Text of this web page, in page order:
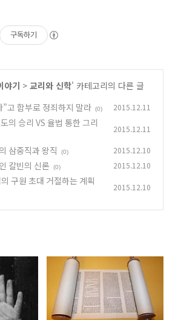
구독하기
야기 > 교리와 신학' 카테고리의 다른 글
고 함부로 정죄하지 말라 (0) 2015.12.11
의 승리 VS 율법 통한 그리
2015.12.11
삼중직과 왕직 (0) 2015.12.10
칼빈의 신론 (0) 2015.12.10
구원 초대 거절하는 계획
2015.12.10